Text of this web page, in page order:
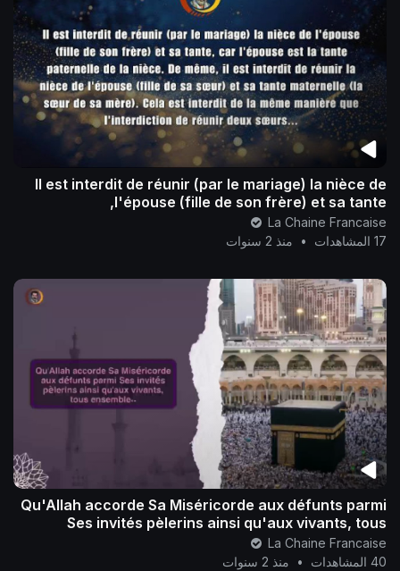
Il est interdit de réunir (par le mariage) la nièce de
l'épouse (fille de son frère) et sa tante,
La Chaine Francaise
17 المشاهدات
• منذ 2 سنوات
Qu'Allah accorde Sa Miséricorde aux défunts parmi
Ses invités pèlerins ainsi qu'aux vivants, tous
ensemble..
La Chaine Francaise
40 المشاهدات
• منذ 2 سنوات